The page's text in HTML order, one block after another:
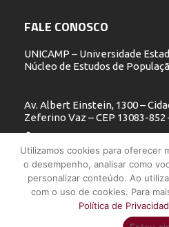
FALE CONOSCO
UNICAMP – Universidade
Núcleo de Estudos de
Av. Albert Einstein, 1300 –
Zeferino Vaz – CEP 13083-852
19 3521.5900
nepo@unicamp.br
UNICAMP - Universidade Estadual
Utilizamos cookies para oferecer
o desempenho, analisar como
personalizar conteúdo. Ao
com o uso de cookies. Para
Política de